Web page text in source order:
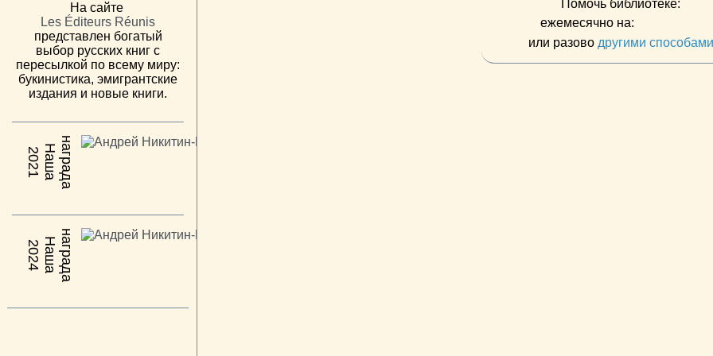
На сайте
Les Éditeurs Réunis
представлен богатый
выбор русских книг с
пересылкой по всему миру:
букинистика, эмигрантские
издания и новые книги.
2021 Н
а
ш
ан
а
г
р
а
да
2024 Н
а
ш
ан
а
г
р
а
да
Помочь библиотеке:
ежемесячно на:
или разово другими способами